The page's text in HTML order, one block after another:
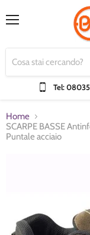
Tel:
Home
SCARPE BASSE
Puntale acciaio